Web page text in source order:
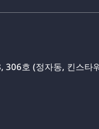
306호 (정자동, 킨스타